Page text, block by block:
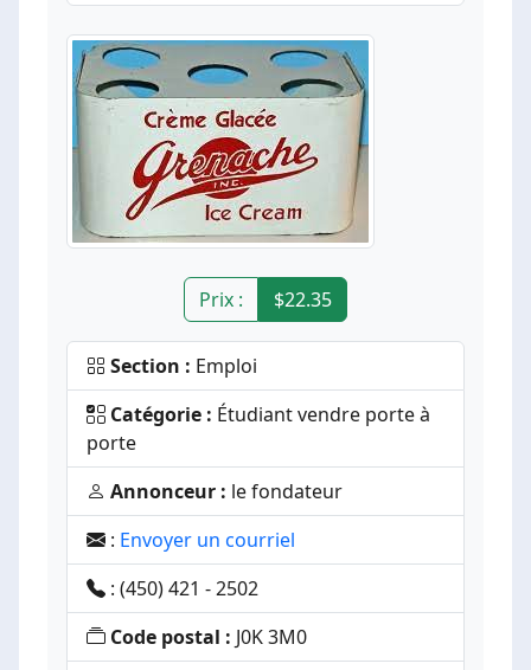
Prix : $22.35
Section : Emploi
Catégorie : Étudiant vendre porte à
porte
Annonceur : le fondateur
: Envoyer un courriel
: (450) 421 - 2502
Code postal : J0K 3M0